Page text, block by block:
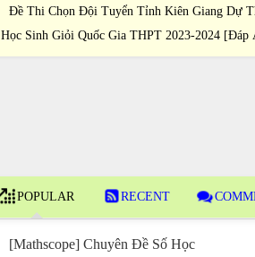
Đề Thi Chọn Đội Tuyển Tỉnh Kiên Giang Dự
Học Sinh Giỏi Quốc Gia THPT 2023-2024 [Đáp
POPULAR RECENT
[Mathscope] Chuyên Đề Số Học